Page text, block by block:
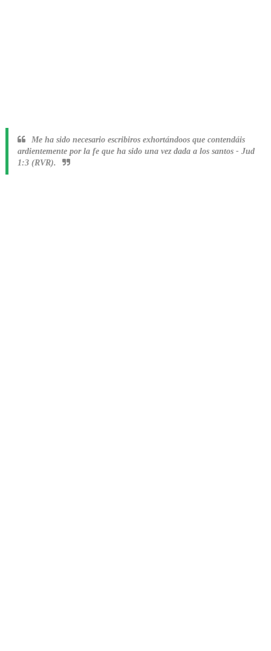
Me ha sido necesario escribiros exhortándoos que contendáis
ardientemente por la fe que ha sido una vez dada a los santos - Jud
1:3 (RVR).